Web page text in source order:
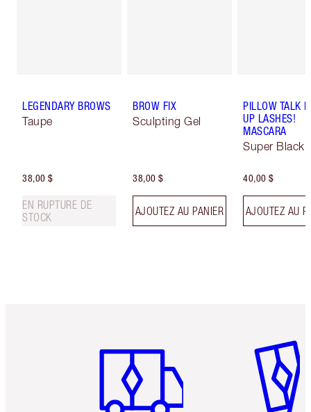
LEGENDARY BROWS
Taupe
38,00 $
EN RUPTURE DE
STOCK
BROW FIX
Sculpting Gel
38,00 $
AJOUTEZ AU PANIER
PILLOW TALK
UP LASHES!
MASCARA
Super Black
40,00 $
AJOUTEZ AU